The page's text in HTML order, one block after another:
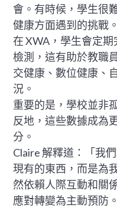
會。有時候，學生很
健康方面遇到的挑戰。
在 XWA，學生會定
檢測，這有助於教職
交健康、數位健康、
況。
重要的是，學校並非
反地，這些數據成為
分。
Claire 解釋道：「我
現有的東西，而是為
然依賴人際互動和關
應對轉變為主動預防。